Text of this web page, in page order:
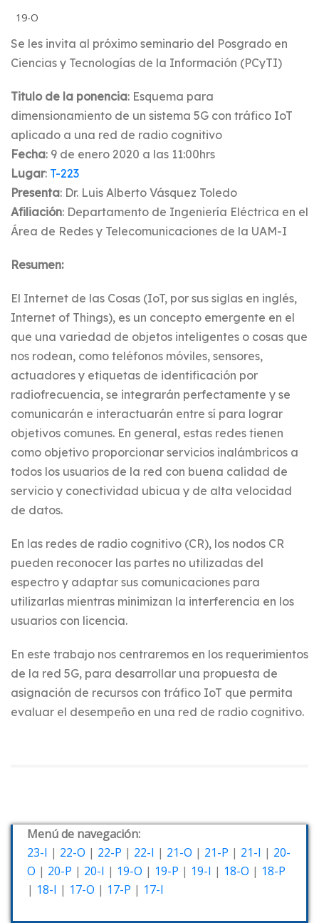
19-O
Se les invita al próximo seminario del Posgrado en
Ciencias y Tecnologías de la Información (PCyTI)
Titulo de la ponencia: Esquema para
dimensionamiento de un sistema 5G con tráfico IoT
aplicado a una red de radio cognitivo
Fecha: 9 de enero 2020 a las 11:00hrs
Lugar: T-223
Presenta: Dr. Luis Alberto Vásquez Toledo
Afiliación: Departamento de Ingeniería Eléctrica en el
Área de Redes y Telecomunicaciones de la UAM-I
Resumen:
El Internet de las Cosas (IoT, por sus siglas en inglés,
Internet of Things), es un concepto emergente en el
que una variedad de objetos inteligentes o cosas que
nos rodean, como teléfonos móviles, sensores,
actuadores y etiquetas de identificación por
radiofrecuencia, se integrarán perfectamente y se
comunicarán e interactuarán entre sí para lograr
objetivos comunes. En general, estas redes tienen
como objetivo proporcionar servicios inalámbricos a
todos los usuarios de la red con buena calidad de
servicio y conectividad ubicua y de alta velocidad
de datos.
En las redes de radio cognitivo (CR), los nodos CR
pueden reconocer las partes no utilizadas del
espectro y adaptar sus comunicaciones para
utilizarlas mientras minimizan la interferencia en los
usuarios con licencia.
En este trabajo nos centraremos en los requerimientos
de la red 5G, para desarrollar una propuesta de
asignación de recursos con tráfico IoT que permita
evaluar el desempeño en una red de radio cognitivo.
Menú de navegación:
23-I | 22-O | 22-P | 22-I | 21-O | 21-P | 21-I | 20-
O | 20-P | 20-I | 19-O | 19-P | 19-I | 18-O | 18-P
| 18-I | 17-O | 17-P | 17-I